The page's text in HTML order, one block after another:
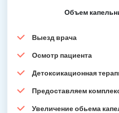
Объем
Выезд врача
Осмотр пациента
Детоксикационная
Предоставляем
Увеличение обьема